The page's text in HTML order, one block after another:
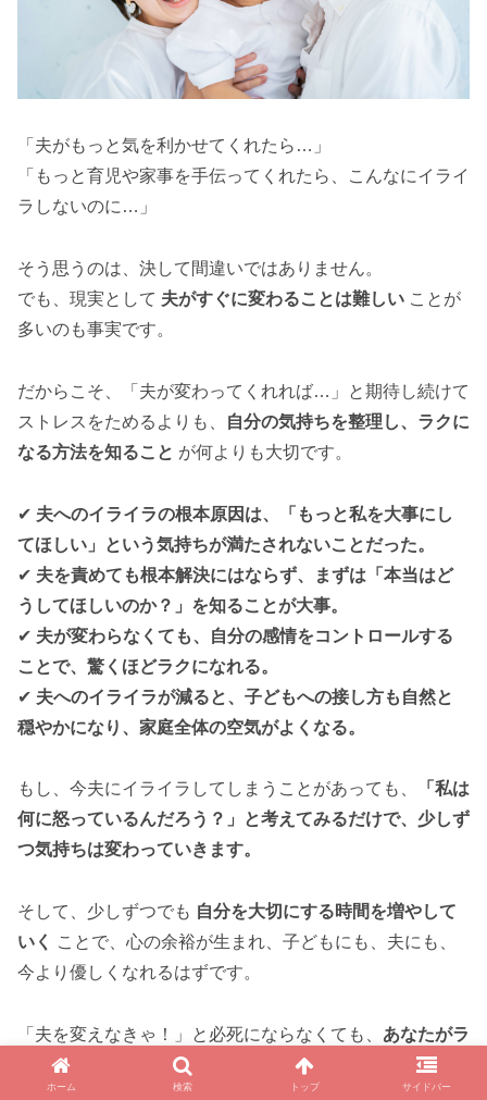
「夫がもっと気を利かせてくれたら…」
「もっと育児や家事を手伝ってくれたら、こんなにイライ
ラしないのに…」
そう思うのは、決して間違いではありません。
でも、現実として 夫がすぐに変わることは難しい ことが
多いのも事実です。
だからこそ、「夫が変わってくれれば…」と期待し続けて
ストレスをためるよりも、
自分の気持ちを整理し、ラクに
なる方法を知ること が何よりも大切です。
✔ 夫へのイライラの根本原因は、「もっと私を大事にし
てほしい」という気持ちが満たされないことだった。
✔ 夫を責めても根本解決にはならず、まずは「本当はど
うしてほしいのか？」を知ることが大事。
✔ 夫が変わらなくても、自分の感情をコントロールする
ことで、驚くほどラクになれる。
✔ 夫へのイライラが減ると、子どもへの接し方も自然と
穏やかになり、家庭全体の空気がよくなる。
もし、今夫にイライラしてしまうことがあっても、
「私は
何に怒っているんだろう？」と考えてみるだけで、少しず
つ気持ちは変わっていきます。
そして、少しずつでも 自分を大切にする時間を増やして
いく
ことで、心の余裕が生まれ、子どもにも、夫にも、
今より優しくなれるはずです。
「夫を変えなきゃ！」と必死にならなくても、 あなたがラ
クになるだけで、家庭全体の雰囲気は自然と変わっていき
ます。
ホーム 検索 トップ サイドバー